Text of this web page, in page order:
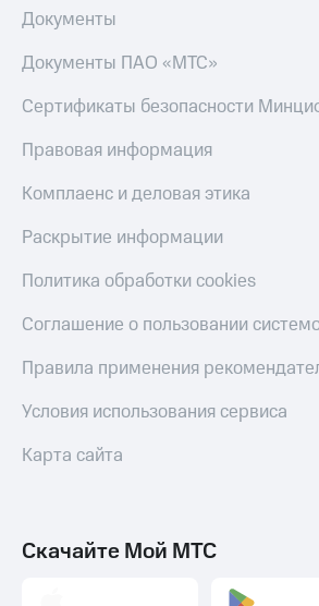
Документы
Документы ПАО «МТС»
Сертификаты безопасности
Правовая информация
Комплаенс и деловая этика
Раскрытие информации
Политика обработки cookies
Соглашение о пользовании
Правила применения
Условия использования сервиса
Карта сайта
Скачайте Мой МТС